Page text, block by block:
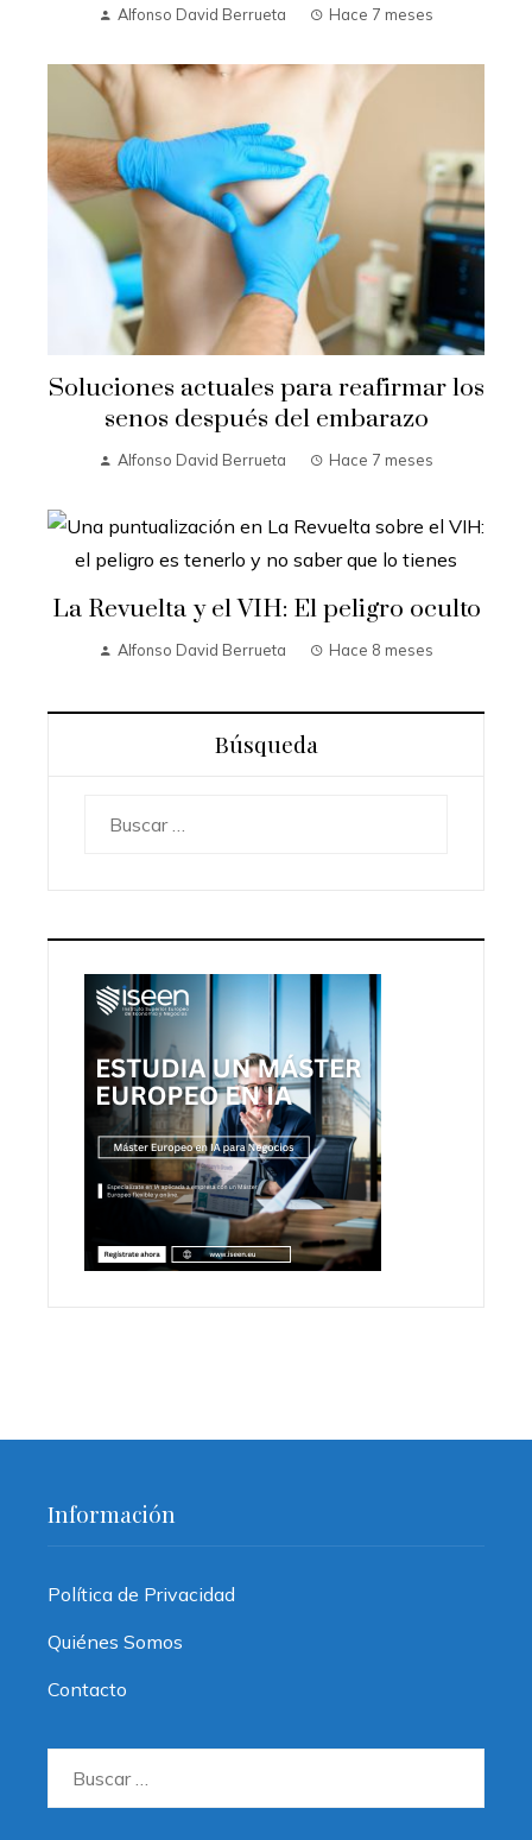
Alfonso David Berrueta Hace 7 meses
Soluciones actuales para reafirmar los
senos después del embarazo
Alfonso David Berrueta Hace 7 meses
La Revuelta y el VIH: El peligro oculto
Alfonso David Berrueta Hace 8 meses
Búsqueda
Información
Política de Privacidad
Quiénes Somos
Contacto